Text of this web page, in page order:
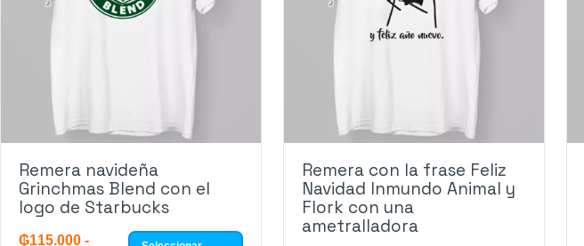
Remera navideña
Grinchmas Blend con el
logo de Starbucks
₲115.000 -
Remera con la frase Feliz
Navidad Inmundo Animal y
Flork con una
ametralladora